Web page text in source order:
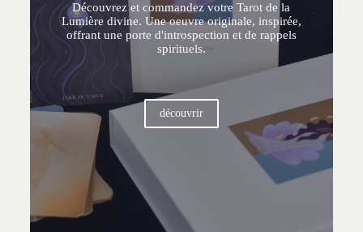
Découvrez et commandez votre Tarot de la
Lumière divine. Une oeuvre originale, inspirée,
offrant une porte d'introspection et de rappels
spirituels.
découvrir